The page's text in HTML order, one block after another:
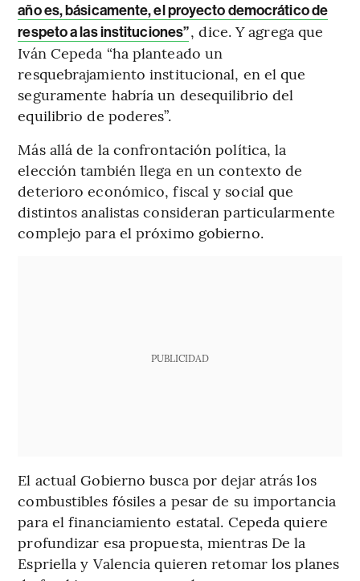
año es, básicamente, el proyecto democrático de
respeto a las instituciones”, dice. Y agrega que
Iván Cepeda “ha planteado un
resquebrajamiento institucional, en el que
seguramente habría un desequilibrio del
equilibrio de poderes”.
Más allá de la confrontación política, la
elección también llega en un contexto de
deterioro económico, fiscal y social que
distintos analistas consideran particularmente
complejo para el próximo gobierno.
PUBLICIDAD
El actual Gobierno busca por dejar atrás los
combustibles fósiles a pesar de su importancia
para el financiamiento estatal. Cepeda quiere
profundizar esa propuesta, mientras De la
Espriella y Valencia quieren retomar los planes